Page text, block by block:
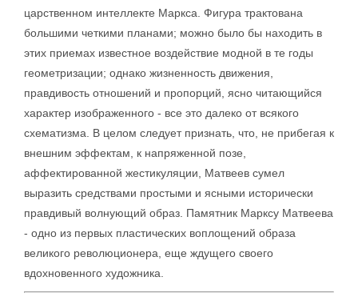
царственном интеллекте Маркса. Фигура трактована
большими четкими планами; можно было бы находить в
этих приемах известное воздействие модной в те годы
геометризации; однако жизненность движения,
правдивость отношений и пропорций, ясно читающийся
характер изображенного - все это далеко от всякого
схематизма. В целом следует признать, что, не прибегая к
внешним эффектам, к напряженной позе,
аффектированной жестикуляции, Матвеев сумел
выразить средствами простыми и ясными исторически
правдивый волнующий образ. Памятник Марксу Матвеева
- одно из первых пластических воплощений образа
великого революционера, еще ждущего своего
вдохновенного художника.